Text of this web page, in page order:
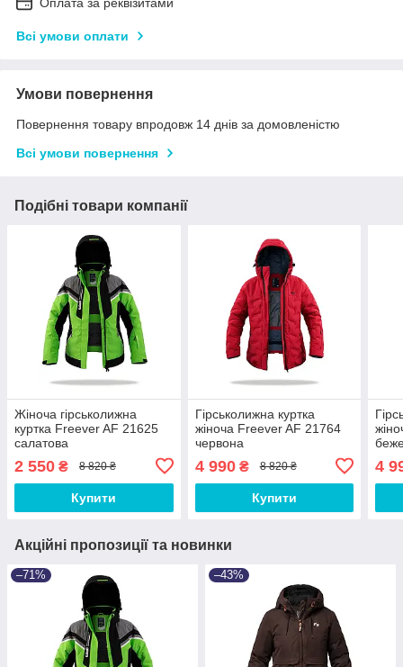
Оплата за реквізитами
Всі умови оплати
Умови повернення
Повернення товару впродовж 14 днів за домовленістю
Всі умови повернення
Подібні товари компанії
Жіноча гірськолижна
куртка Freever AF 21625
салатова
2 550 ₴ 8 820 ₴
Купити
Гірськолижна куртка
жіноча Freever AF 21764
червона
4 990₴ 8 820 ₴
Купити
4
Акційні пропозиції та новинки
–71% –43%